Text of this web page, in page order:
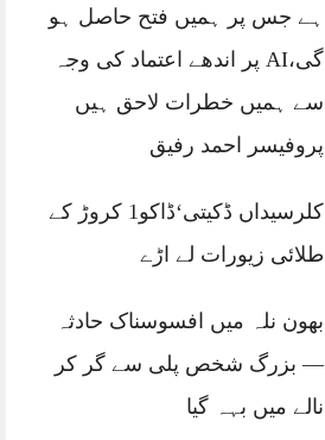
ہے جس پر ہمیں فتح حاصل ہو
گی،AI پر اندھے اعتماد کی وجہ
سے ہمیں خطرات لاحق ہیں
پروفیسر احمد رفیق
کلرسیداں ڈکیتی‘ڈاکو1 کروڑ کے
طلائی زیورات لے اڑے
بھون نلہ میں افسوسناک حادثہ
— بزرگ شخص پلی سے گر کر
نالے میں بہہ گیا